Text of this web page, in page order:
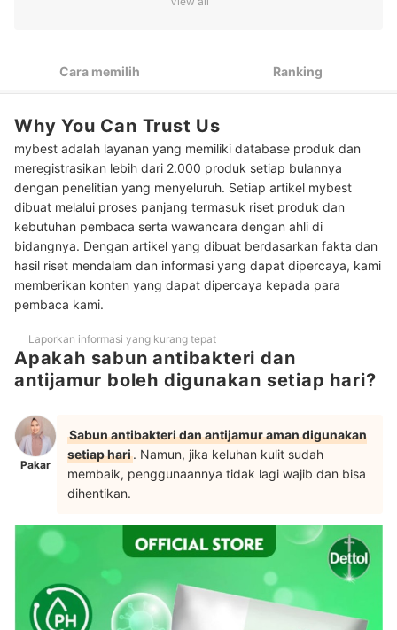
Agar kulit tidak kering dan terasa tertarik, pertimbangkan
Peringkat Sabun Antibakteri dan Jamur Terbaik
Baca juga rekomendasi sabun untuk masalah kulit lainnya di sini
Cara memilih Ranking
Why You Can Trust Us
mybest adalah layanan yang memiliki database produk dan
meregistrasikan lebih dari 2.000 produk setiap bulannya
dengan penelitian yang menyeluruh. Setiap artikel mybest
dibuat melalui proses panjang termasuk riset produk dan
kebutuhan pembaca serta wawancara dengan ahli di
bidangnya. Dengan artikel yang dibuat berdasarkan fakta dan
hasil riset mendalam dan informasi yang dapat dipercaya, kami
memberikan konten yang dapat dipercaya kepada para
pembaca kami.
Laporkan informasi yang kurang tepat
Apakah sabun antibakteri dan
antijamur boleh digunakan setiap hari?
Pakar
Sabun antibakteri dan antijamur aman digunakan
setiap hari. Namun, jika keluhan kulit sudah
membaik, penggunaannya tidak lagi wajib dan bisa
dihentikan.